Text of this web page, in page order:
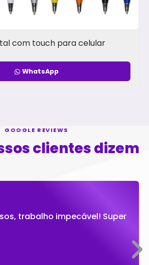
com touch para celular
WhatsApp
GOOGLE REVIEWS
clientes dizem
trabalho impecável! Super